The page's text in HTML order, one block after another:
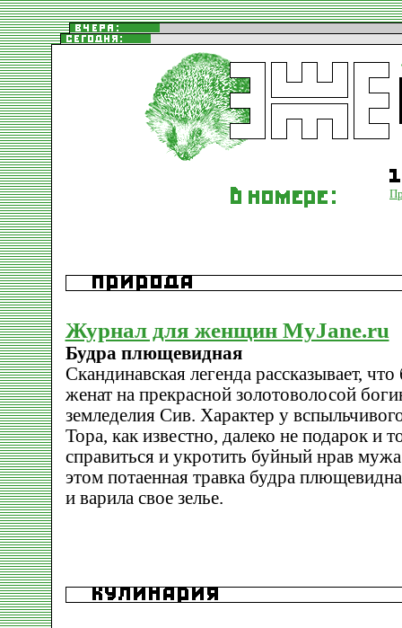
Журнал для женщин MyJane.ru
Будра плющевидная
Скандинавская легенда рассказывает,
женат на прекрасной золотоволосой
земледелия Сив. Характер у
Тора, как известно, далеко не подарок и
справиться и укротить буйный нрав
этом потаенная травка будра
и варила свое зелье.